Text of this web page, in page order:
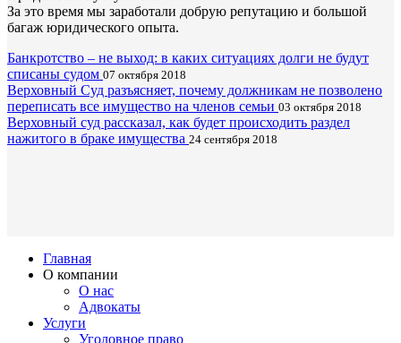
За это время мы заработали добрую репутацию и большой
багаж юридического опыта.
Банкротство – не выход: в каких ситуациях долги не будут
списаны судом 07 октября 2018
Верховный Суд разъясняет, почему должникам не позволено
переписать все имущество на членов семьи 03 октября 2018
Верховный суд рассказал, как будет происходить раздел
нажитого в браке имущества 24 сентября 2018
Главная
О компании
О нас
Адвокаты
Услуги
Уголовное право